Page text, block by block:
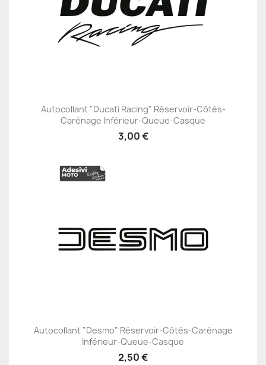
Autocollant "Ducati Racing" Réservoir-Côtés-
Carénage Inférieur-Queue-Casque
3,00 €
Autocollant "Desmo" Réservoir-Côtés-Carénage
Inférieur-Queue-Casque
2,50 €